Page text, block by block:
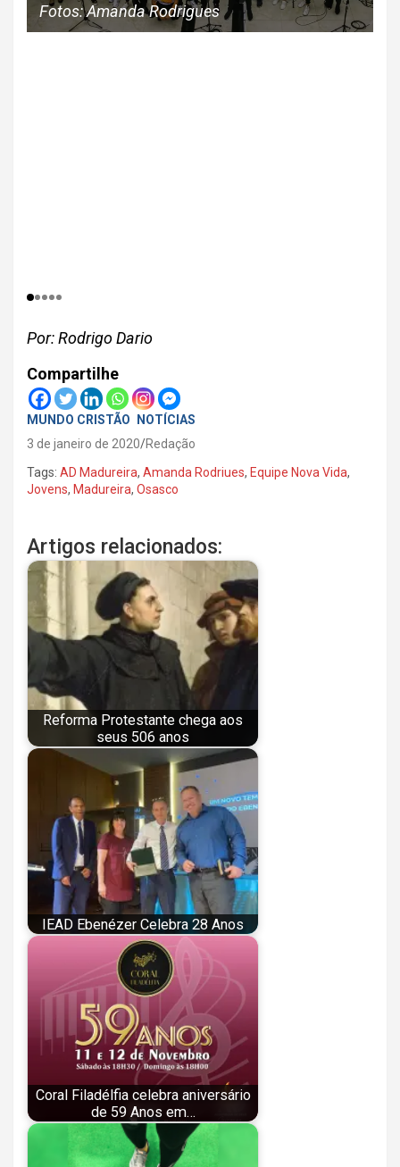
Fotos: Amanda Rodrigues
Por: Rodrigo Dario
Compartilhe
MUNDO CRISTÃO
NOTÍCIAS
3 de janeiro de 2020 Redação
Tags: AD Madureira, Amanda Rodriues, Equipe Nova Vida,
Jovens, Madureira, Osasco
Artigos relacionados:
Reforma Protestante chega aos
seus 506 anos
IEAD Ebenézer Celebra 28 Anos
Coral Filadélfia celebra aniversário
de 59 Anos em…